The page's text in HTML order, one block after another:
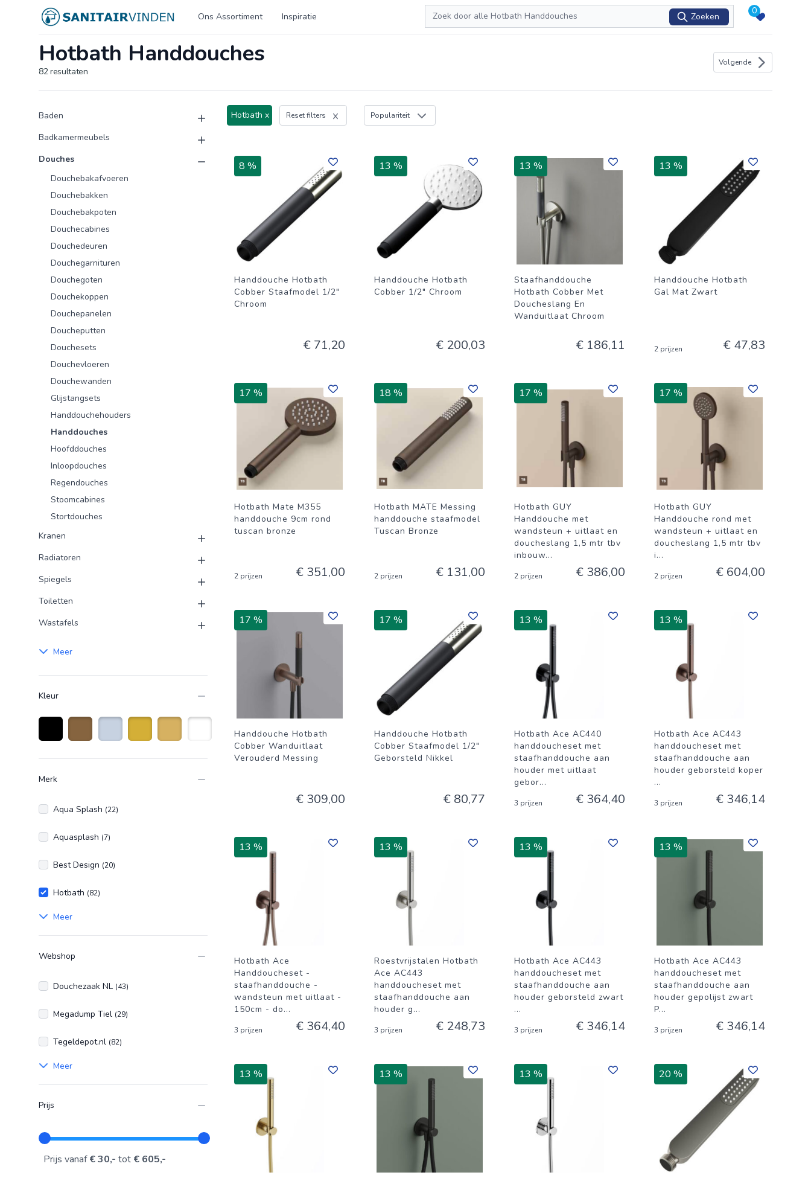
Logo sanitairvinden.nl Ons Assortiment Inspiratie
Zoeken
Zoeken
0
Hotbath Handdouches
82resultaten
Volgende
Producten
Product categorieën
Baden
Badkamermeubels
Douches
Douchebakafvoeren
Douchebakken
Douchebakpoten
Douchecabines
Douchedeuren
Douchegarnituren
Douchegoten
Douchekoppen
Douchepanelen
Doucheputten
Douchesets
Douchevloeren
Douchewanden
Glijstangsets
Handdouchehouders
Handdouches
Hoofddouches
Inloopdouches
Regendouches
Stoomcabines
Stortdouches
Kranen
Radiatoren
Spiegels
Toiletten
Wastafels
Meer
Kleur
Merk
Aqua Splash (22)
Aquasplash (7)
Best Design (20)
Hotbath (82)
Meer
Webshop
Douchezaak NL (43)
Megadump Tiel (29)
Tegeldepot.nl (82)
Meer
Prijs
Prijs vanaf€ 30,- tot € 605,-
Hotbath x Reset filters Populariteit
8 %
Handdouche Hotbath
Cobber Staafmodel 1/2"
Chroom
€ 71,20
13 %
Handdouche Hotbath
Cobber 1/2" Chroom
€ 200,03
13 %
Staafhanddouche
Hotbath Cobber Met
Doucheslang En
Wanduitlaat Chroom
€ 186,11
13 %
Handdouche Hotbath
Gal Mat Zwart
2 prijzen € 47,83
17 %
Hotbath Mate M355
handdouche 9cm rond
tuscan bronze
2 prijzen € 351,00
18 %
Hotbath MATE Messing
handdouche staafmodel
Tuscan Bronze
2 prijzen € 131,00
17 %
Hotbath GUY
Handdouche met
wandsteun + uitlaat en
doucheslang 1,5 mtr tbv
inbouw...
2 prijzen € 386,00
17 %
Hotbath GUY
Handdouche rond met
wandsteun + uitlaat en
doucheslang 1,5 mtr tbv
i...
2 prijzen € 604,00
17 %
Handdouche Hotbath
Cobber Wanduitlaat
Verouderd Messing
€ 309,00
17 %
Handdouche Hotbath
Cobber Staafmodel 1/2"
Geborsteld Nikkel
€ 80,77
13 %
Hotbath Ace AC440
handdoucheset met
staafhanddouche aan
houder met uitlaat
gebor...
3 prijzen € 364,40
13 %
Hotbath Ace AC443
handdoucheset met
staafhanddouche aan
houder geborsteld koper
...
3 prijzen € 346,14
13 %
Hotbath Ace
Handdoucheset -
staafhanddouche -
wandsteun met uitlaat -
150cm - do...
3 prijzen € 364,40
13 %
Roestvrijstalen Hotbath
Ace AC443
handdoucheset met
staafhanddouche aan
houder g...
3 prijzen € 248,73
13 %
Hotbath Ace AC443
handdoucheset met
staafhanddouche aan
houder geborsteld zwart
...
3 prijzen € 346,14
13 %
Hotbath Ace AC443
handdoucheset met
staafhanddouche aan
houder gepolijst zwart
P...
3 prijzen € 346,14
13 % 13 % 13 % 20 %